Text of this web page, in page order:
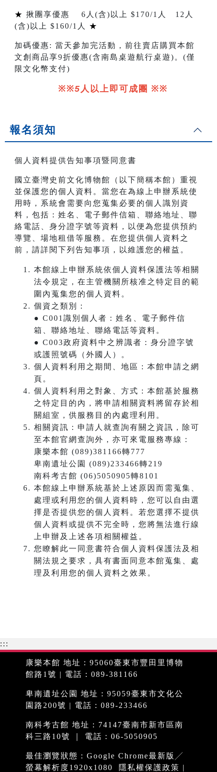
★ 揪團享優惠 6 人 (含) 以上 $170/1 人 12 人
(含) 以上 $160/1 人 ★
加碼優惠: 當天參加完活動，前往賣店購買本館
文創商品享9折優惠(含南島桌遊航行桌遊)。 (僅
限文化幣支付)
※※5人以上即可成團 ※※
報名須知
個人資料提供告知事項暨同意書
國立臺灣史前文化博物館（以下簡稱本館）重視
並保護您的個人資料。當您在為線上申辦系統使
用時，系統會需要向您蒐集必要的個人識別資
料，包括：姓名、電子郵件信箱、聯絡地址、聯
絡電話、身分證字號等資料，以便為您提供預約
導覽、場地租借等服務。在您提供個人資料之
前，請詳閱下列告知事項，以維護您的權益。
本館線上申辦系統依個人資料保護法等相關
法令規定，在主管機關所核准之特定目的範
圍內蒐集您的個人資料。
個資之類別：
● C001識別個人者：姓名、電子郵件信
箱、聯絡地址、聯絡電話等資料。
● C003政府資料中之辨識者：身分證字號
或護照號碼（外國人）。
個人資料利用之期間、地區：本館申請之網
頁。
個人資料利用之對象、方式：本館基於服務
之特定目的內，將申請相關資料將留存於相
關組室，供服務目的內處理利用。
相關資訊：申請人就查詢有關之資訊，除可
至本館官網查詢外，亦可來電服務專線：
康樂本館 (089)381166轉777
卑南遺址公園 (089)233466轉219
南科考古館 (06)5050905轉8101
本館線上申辦系統基於上述原因而需蒐集、
處理或利用您的個人資料時，您可以自由選
擇是否提供您的個人資料。若您選擇不提供
個人資料或提供不完全時，您將無法進行線
上申辦及上述各項相關權益。
您瞭解此一同意書符合個人資料保護法及相
關法規之要求，具有書面同意本館蒐集、處
理及利用您的個人資料之效果。
:::
康樂本館 地址：95060臺東市豐田里博物
館路1號 | 電話：089-381166
卑南遺址公園 地址：95059臺東市文化公
園路200號 | 電話：089-233466
南科考古館 地址：74147臺南市新市區南
科三路10號 ｜ 電話：06-5050905
最佳瀏覽狀態：Google Chrome最新版╱
螢幕解析度1920x1080
隱私權保護政策 |